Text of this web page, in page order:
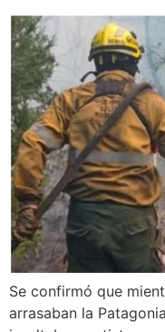
Se confirmó que
arrasaban la